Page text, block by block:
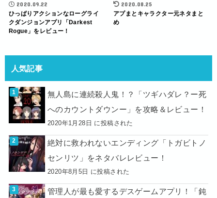
2020.09.22
ひっぱりアクションなローグライ
クダンジョンアプリ「Darkest
Rogue」をレビュー！
2020.08.25
アプまとキャラクター元ネタまと
め
人気記事
無人島に連続殺人鬼！？「ツギハダレ？ー死
へのカウントダウンー」を攻略＆レビュー！
2020年1月28日 に投稿された
絶対に救われないエンディング「トガビトノ
センリツ」をネタバレレビュー！
2020年8月5日 に投稿された
管理人が最も愛するデスゲームアプリ！「鈍